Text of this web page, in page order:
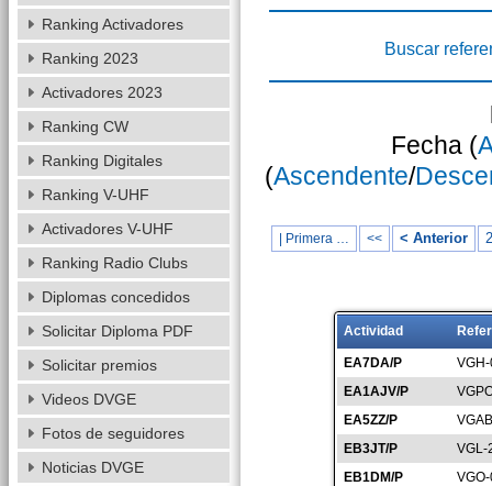
Buscar
Fecha (
(Ascendente/
| Primera … << < Anterior
Actividad
EA7DA/P
EA1AJV/P
EA5ZZ/P
EB3JT/P
VGL-
EB1DM/P
Ranking Activadores
Ranking 2023
Activadores 2023
Ranking CW
Ranking Digitales
Ranking V-UHF
Activadores V-UHF
Ranking Radio Clubs
Diplomas concedidos
Solicitar Diploma PDF
Solicitar premios
Videos DVGE
Fotos de seguidores
Noticias DVGE